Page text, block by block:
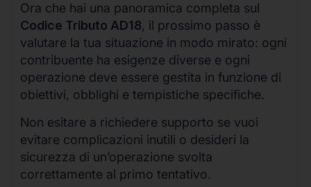
Ora che hai una panoramica completa sul
Codice Tributo AD18, il prossimo passo è
valutare la tua situazione in modo mirato: ogni
contribuente ha esigenze diverse e ogni
operazione deve essere gestita in funzione di
obiettivi, obblighi e tempistiche specifiche.
Non esitare a richiedere supporto se vuoi
evitare complicazioni inutili o desideri la
sicurezza di un’operazione svolta
correttamente al primo tentativo.